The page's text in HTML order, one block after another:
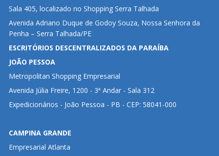
Sala 405, localizado no Shopping Serra Talhada
Avenida Adriano Duque de Godoy Souza, Nossa Senhora da
Penha – Serra Talhada/PE
ESCRITÓRIOS DESCENTRALIZADOS DA PARAÍBA
JOÃO PESSOA
Metropolitan Shopping Empresarial
Avenida Júlia Freire, 1200 - 3ª Andar - Sala 312
Expedicionários - João Pessoa - PB - CEP: 58041-000
CAMPINA GRANDE
Empresarial Atlanta